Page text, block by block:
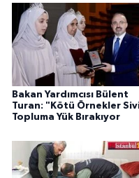
Bakan Yardımcısı Bülent
Turan: "Kötü Örnekler
Topluma Yük Bırakıyor